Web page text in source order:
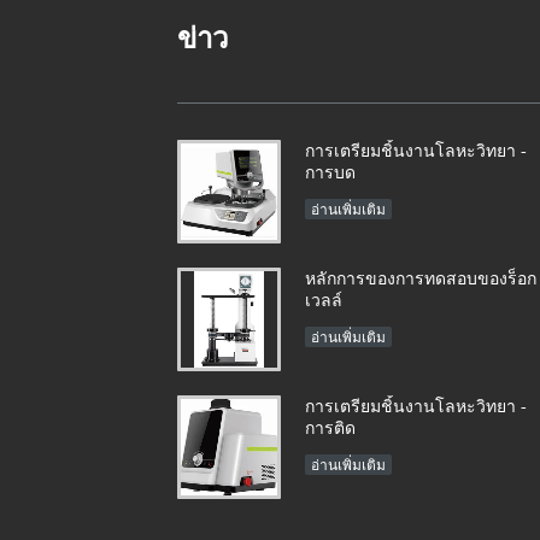
ข่าว
การเตรียมชิ้นงานโลหะวิทยา -
การบด
อ่านเพิ่มเติม
หลักการของการทดสอบของร็อก
เวลล์
อ่านเพิ่มเติม
การเตรียมชิ้นงานโลหะวิทยา -
การติด
อ่านเพิ่มเติม